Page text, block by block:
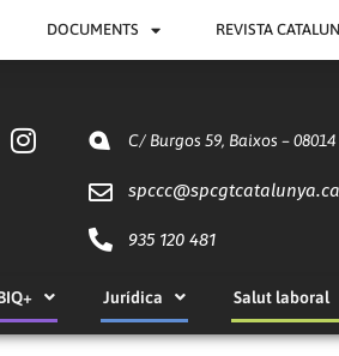
DOCUMENTS REVISTA
C/ Burgos 59, Baixos –
spccc@
935 120 481
Jurídica Salut laboral